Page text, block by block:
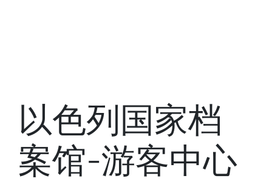
以色列国家档
案馆-游客中心